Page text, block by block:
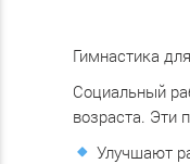
Гимнастика
Социальный
возраста. Эти
Улучшают